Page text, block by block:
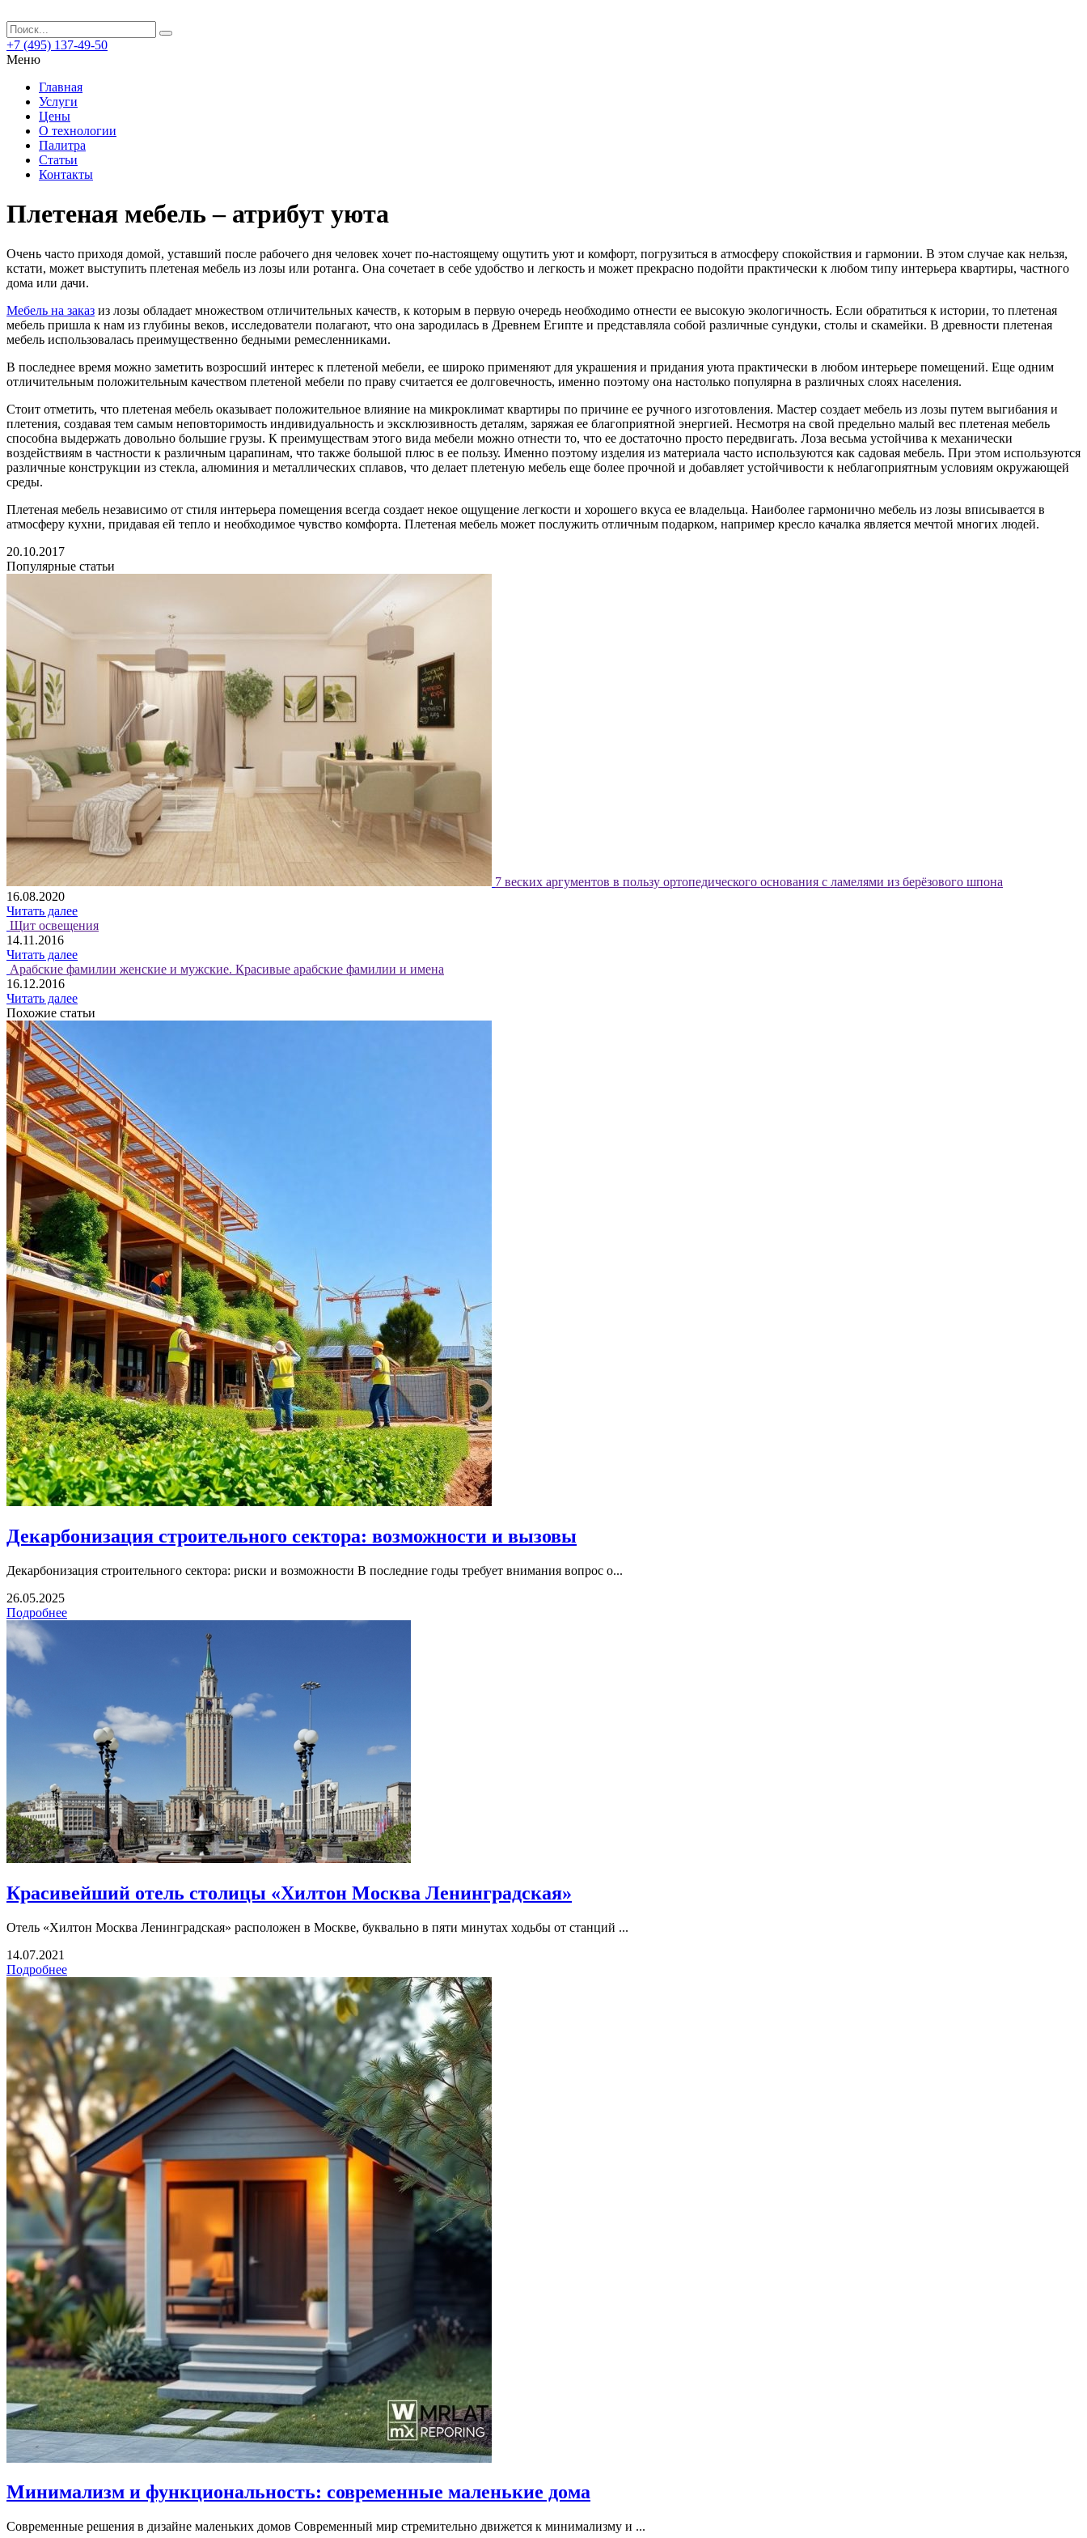
+7 (495) 137-49-50
Меню
Главная
Услуги
Цены
О технологии
Палитра
Статьи
Контакты
Плетеная мебель – атрибут уюта
Очень часто приходя домой, уставший после рабочего дня человек хочет по-настоящему ощутить уют и комфорт, погрузиться в атмосферу спокойствия и гармонии. В этом случае как нельзя,
кстати, может выступить плетеная мебель из лозы или ротанга. Она сочетает в себе удобство и легкость и может прекрасно подойти практически к любом типу интерьера квартиры, частного
дома или дачи.
Мебель на заказ из лозы обладает множеством отличительных качеств, к которым в первую очередь необходимо отнести ее высокую экологичность. Если обратиться к истории, то плетеная
мебель пришла к нам из глубины веков, исследователи полагают, что она зародилась в Древнем Египте и представляла собой различные сундуки, столы и скамейки. В древности плетеная
мебель использовалась преимущественно бедными ремесленниками.
В последнее время можно заметить возросший интерес к плетеной мебели, ее широко применяют для украшения и придания уюта практически в любом интерьере помещений. Еще одним
отличительным положительным качеством плетеной мебели по праву считается ее долговечность, именно поэтому она настолько популярна в различных слоях населения.
Стоит отметить, что плетеная мебель оказывает положительное влияние на микроклимат квартиры по причине ее ручного изготовления. Мастер создает мебель из лозы путем выгибания и
плетения, создавая тем самым неповторимость индивидуальность и эксклюзивность деталям, заряжая ее благоприятной энергией. Несмотря на свой предельно малый вес плетеная мебель
способна выдержать довольно большие грузы. К преимуществам этого вида мебели можно отнести то, что ее достаточно просто передвигать. Лоза весьма устойчива к механически
воздействиям в частности к различным царапинам, что также большой плюс в ее пользу. Именно поэтому изделия из материала часто используются как садовая мебель. При этом используются
различные конструкции из стекла, алюминия и металлических сплавов, что делает плетеную мебель еще более прочной и добавляет устойчивости к неблагоприятным условиям окружающей
среды.
Плетеная мебель независимо от стиля интерьера помещения всегда создает некое ощущение легкости и хорошего вкуса ее владельца. Наиболее гармонично мебель из лозы вписывается в
атмосферу кухни, придавая ей тепло и необходимое чувство комфорта. Плетеная мебель может послужить отличным подарком, например кресло качалка является мечтой многих людей.
20.10.2017
Популярные статьи
7 веских аргументов в пользу ортопедического основания с ламелями из берёзового шпона
16.08.2020
Читать далее
Щит освещения
14.11.2016
Читать далее
Арабские фамилии женские и мужские. Красивые арабские фамилии и имена
16.12.2016
Читать далее
Похожие статьи
Декарбонизация строительного сектора: возможности и вызовы
Декарбонизация строительного сектора: риски и возможности В последние годы требует внимания вопрос о...
26.05.2025
Подробнее
Красивейший отель столицы «Хилтон Москва Ленинградская»
Отель «Хилтон Москва Ленинградская» расположен в Москве, буквально в пяти минутах ходьбы от станций ...
14.07.2021
Подробнее
Минимализм и функциональность: современные маленькие дома
Современные решения в дизайне маленьких домов Современный мир стремительно движется к минимализму и ...